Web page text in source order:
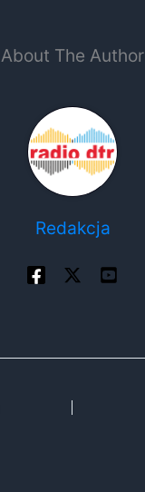
About The Author
Redakcja